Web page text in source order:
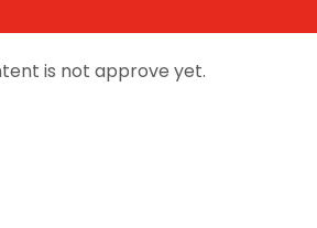
is not approve yet.